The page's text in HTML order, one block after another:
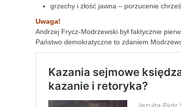
grzechy i złość jawna – porzucenie
Uwaga!
Andrzej Frycz-Modrzewski był faktycznie
Państwo demokratyczne to zdaniem